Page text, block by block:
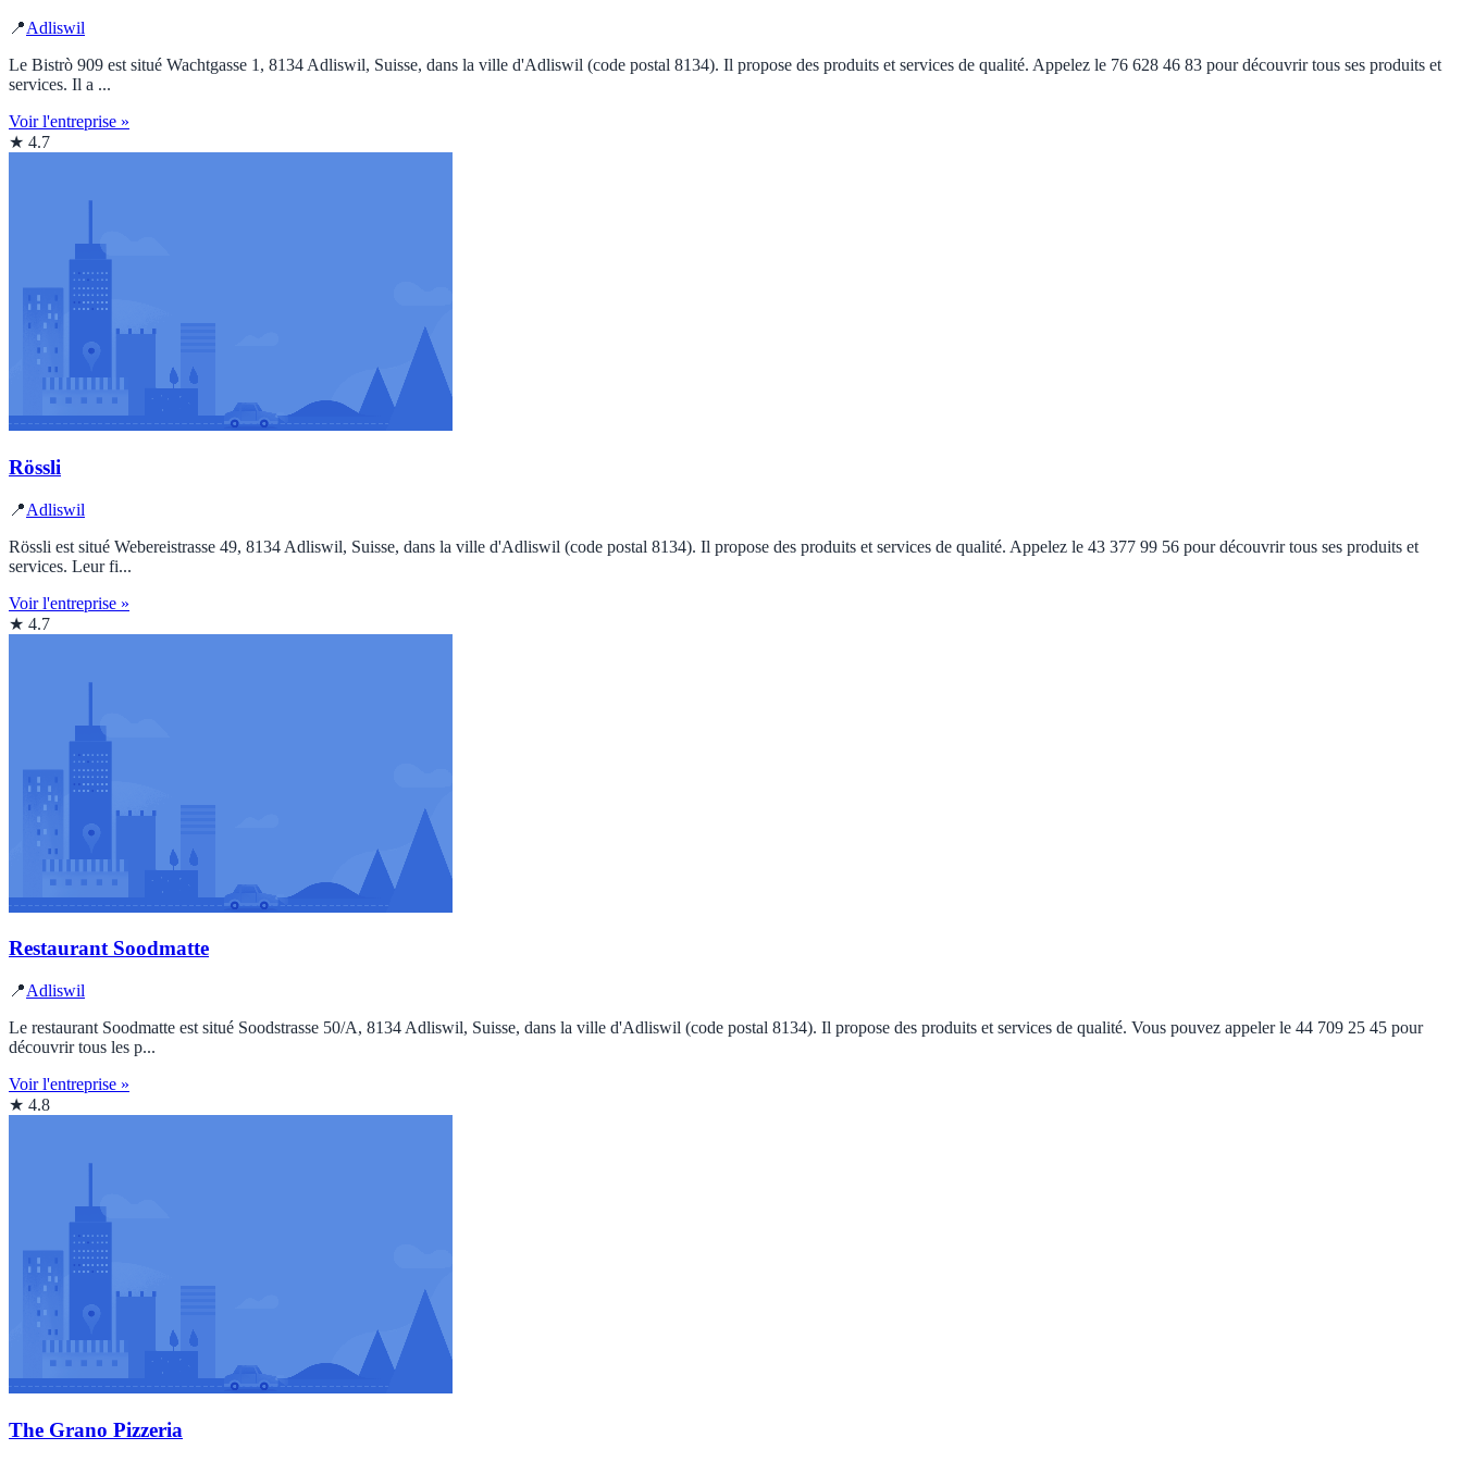
📍Adliswil
Le Bistrò 909 est situé Wachtgasse 1, 8134 Adliswil, Suisse, dans la ville d'Adliswil (code postal 8134). Il propose des produits et services de qualité. Appelez le 76 628 46 83 pour découvrir tous ses produits et
services. Il a ...
Voir l'entreprise »
★ 4.7
Rössli
📍Adliswil
Rössli est situé Webereistrasse 49, 8134 Adliswil, Suisse, dans la ville d'Adliswil (code postal 8134). Il propose des produits et services de qualité. Appelez le 43 377 99 56 pour découvrir tous ses produits et
services. Leur fi...
Voir l'entreprise »
★ 4.7
Restaurant Soodmatte
📍Adliswil
Le restaurant Soodmatte est situé Soodstrasse 50/A, 8134 Adliswil, Suisse, dans la ville d'Adliswil (code postal 8134). Il propose des produits et services de qualité. Vous pouvez appeler le 44 709 25 45 pour
découvrir tous les p...
Voir l'entreprise »
★ 4.8
The Grano Pizzeria